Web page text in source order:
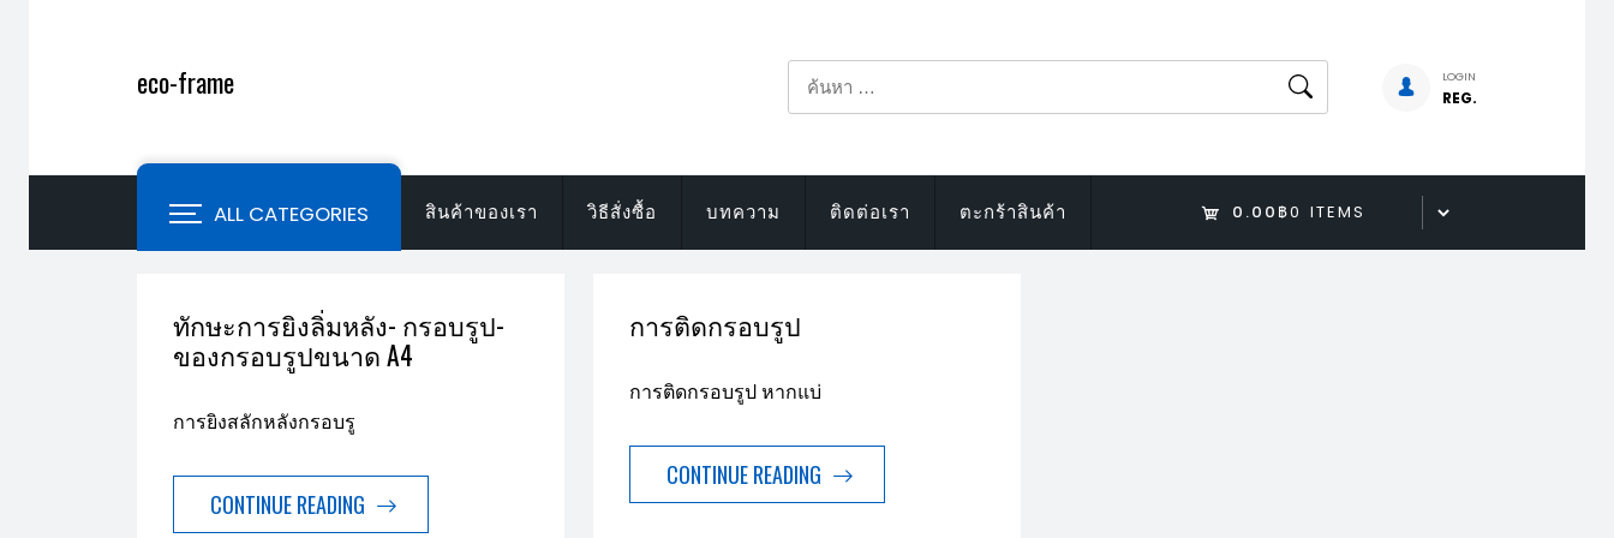
eco-frame
ค้นหา
สำหรับ:
LOGIN
REG.
ALL CATEGORIES สินค้าของเรา วิธีสั่งซื้อ บทความ ติดต่อเรา ตะกร้าสินค้า 0.00฿0 ITEMS
ทักษะการยิงลิ่มหลัง- กรอบรูป-
ของกรอบรูปขนาด A4
การยิงสลักหลังกรอบรู
CONTINUE READING
การติดกรอบรูป
การติดกรอบรูป หากแบ่
CONTINUE READING